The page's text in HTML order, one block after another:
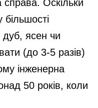
Оскільки
дуб, ясен чи
(до 3-5 разів)
інженерна
50 років, коли